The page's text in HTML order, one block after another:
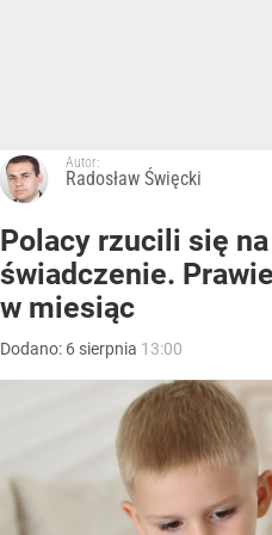
Autor:
Radosław Święcki
Polacy rzucili się
świadczenie.
w miesiąc
Dodano: 6 sierpnia 13:00